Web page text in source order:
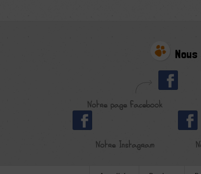
Notre page Facebook
Notre Instagram